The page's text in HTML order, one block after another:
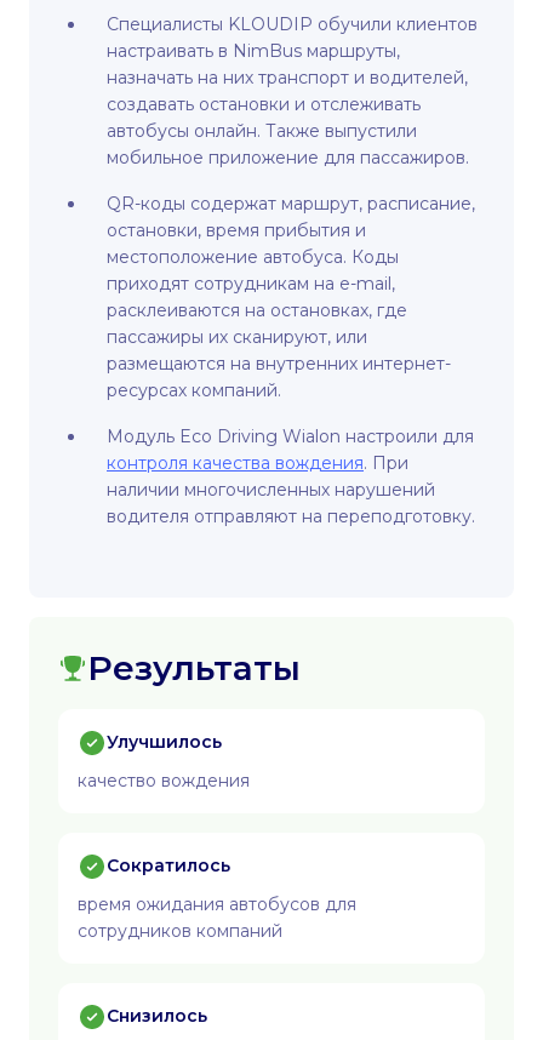
Специалисты KLOUDIP обучили клиентов
настраивать в NimBus маршруты,
назначать на них транспорт и водителей,
создавать остановки и отслеживать
автобусы онлайн. Также выпустили
мобильное приложение для пассажиров.
QR-коды содержат маршрут, расписание,
остановки, время прибытия и
местоположение автобуса. Коды
приходят сотрудникам на e-mail,
расклеиваются на остановках, где
пассажиры их сканируют, или
размещаются на внутренних интернет-
ресурсах компаний.
Модуль Eco Driving Wialon настроили для
контроля качества вождения. При
наличии многочисленных нарушений
водителя отправляют на переподготовку.
Результаты
Улучшилось
качество вождения
Сократилось
время ожидания автобусов для
сотрудников компаний
Снизилось